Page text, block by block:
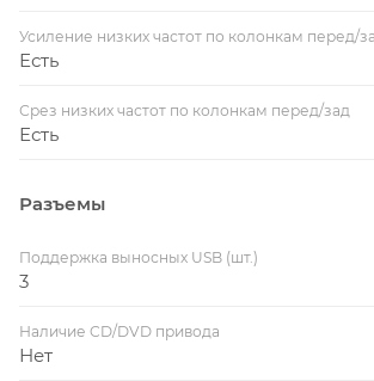
Усиление низких частот по колонкам перед/
Есть
Срез низких частот по колонкам перед/зад
Есть
Разъемы
Поддержка выносных USB (шт.)
3
Наличие CD/DVD привода
Нет